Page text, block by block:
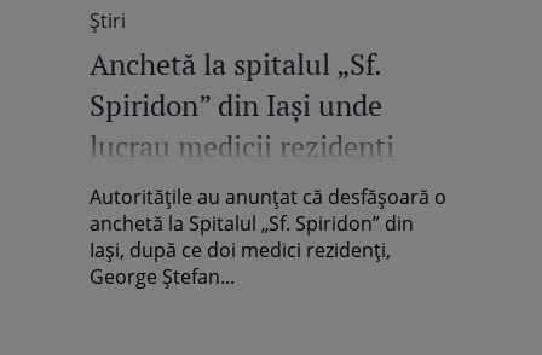
Știri
Anchetă la spitalul „Sf.
Spiridon” din Iași unde
lucrau medicii rezidenți
decedați. Ce s-a aflat despre
Emanuel Mirel Luca și
George Ștefan Tilă
Autoritățile au anunțat că desfășoară o
anchetă la Spitalul „Sf. Spiridon” din
Iași, după ce doi medici rezidenți,
George Ștefan...